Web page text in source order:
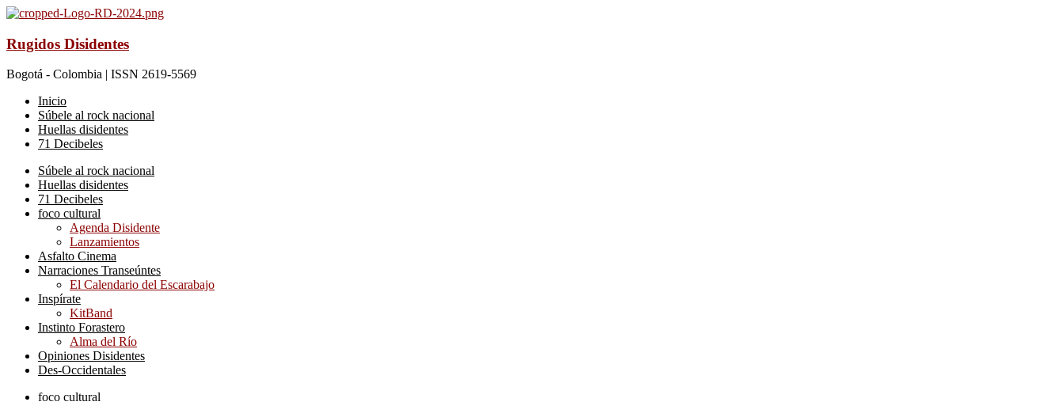
Rugidos Disidentes
Bogotá - Colombia | ISSN 2619-5569
Inicio
Súbele al rock nacional
Huellas disidentes
71 Decibeles
Súbele al rock nacional
Huellas disidentes
71 Decibeles
foco cultural
Agenda Disidente
Lanzamientos
Asfalto Cinema
Narraciones Transeúntes
El Calendario del Escarabajo
Inspírate
KitBand
Instinto Forastero
Alma del Río
Opiniones Disidentes
Des-Occidentales
foco cultural